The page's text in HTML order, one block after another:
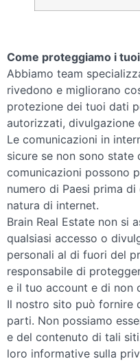
Come proteggiamo i
Abbiamo team
rivedono e migliorano
protezione dei tuoi dati
autorizzati, divulgazione
Le comunicazioni in
sicure se non sono
comunicazioni possono
numero di Paesi prima
natura di internet.
Brain Real Estate non si
qualsiasi accesso o
personali al di fuori del
responsabile di
e il tuo account e di non
Il nostro sito può fornire
parti. Non possiamo
e del contenuto di tali
loro informative sulla